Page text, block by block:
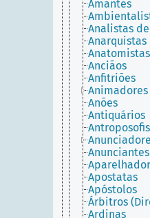
Amantes
Analistas
Anarquistas
Anatomistas
Anciãos
Anfitriões
Animadores
Anões
Antiquários
Anunciantes
Apostatas
Apóstolos
Árbitros
Ardinas